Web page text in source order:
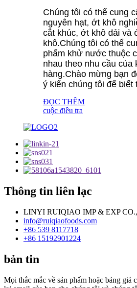
Chúng tôi có thể cung
nguyên hạt, ớt khô
cắt khúc, ớt khô dải và
khô.Chúng tôi có thể
phẩm khử nước thuộc
nhau theo nhu cầu của
hàng.Chào mừng bạn
ý kiến ​​chúng tôi để biết
ĐỌC THÊM
cuộc điều tra
Thông tin liên lạc
LINYI RUIQIAO IMP & EXP
info@ruiqiaofoods.com
+86 539 8117718
+86 15192901224
bản tin
Mọi thắc mắc về sản phẩm hoặc bảng giá